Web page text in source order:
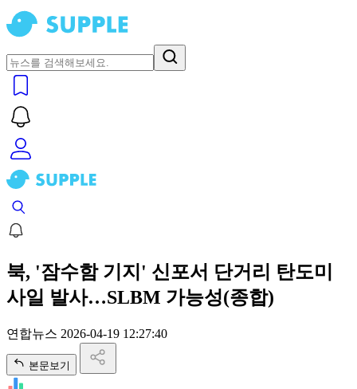
북, '잠수함 기지' 신포서 단거리 탄도미
사일 발사…SLBM 가능성(종합)
연합뉴스 2026-04-19 12:27:40
본문보기